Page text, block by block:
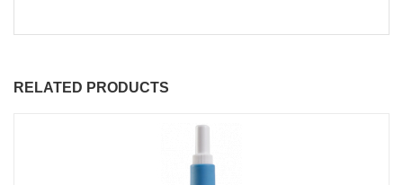
RELATED PRODUCTS